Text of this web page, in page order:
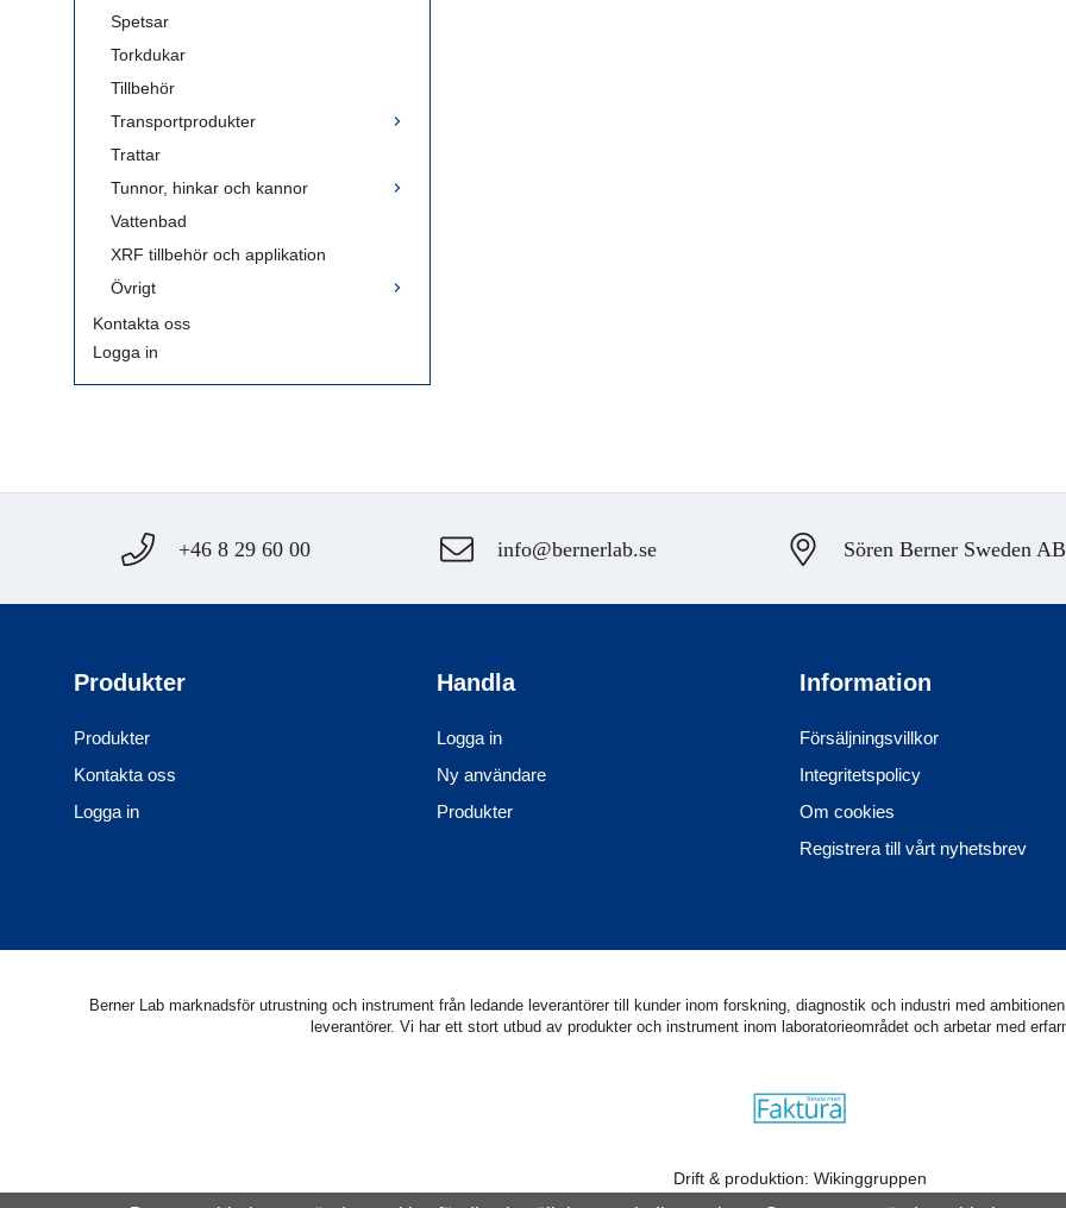
Spetsar
Torkdukar
Tillbehör
Transportprodukter
Trattar
Tunnor, hinkar och kannor
Vattenbad
XRF tillbehör och applikation
Övrigt
Kontakta oss
Logga in
+46 8 29 60 00 info@bernerlab.se Sören Berner Sweden
Produkter
Produkter
Kontakta oss
Logga in
Handla
Logga in
Ny användare
Produkter
Information
Försäljningsvillkor
Integritetspolicy
Om cookies
Registrera till vårt nyhetsbrev
Berner Lab marknadsför utrustning och instrument från ledande leverantörer till kunder inom forskning, diagnostik och industri med
leverantörer. Vi har ett stort utbud av produkter och instrument inom laboratorieområdet och arbetar med
Drift & produktion: Wikinggruppen